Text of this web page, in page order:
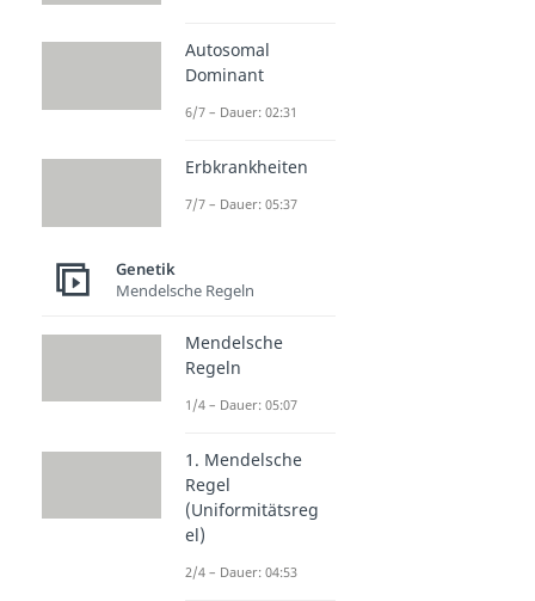
Autosomal
Dominant
6/7 – Dauer: 02:31
Erbkrankheiten
7/7 – Dauer: 05:37
Genetik
Mendelsche Regeln
Mendelsche
Regeln
1/4 – Dauer: 05:07
1. Mendelsche
Regel
(Uniformitätsreg
el)
2/4 – Dauer: 04:53